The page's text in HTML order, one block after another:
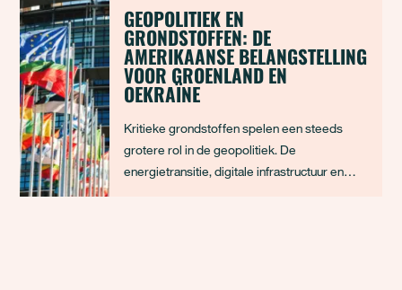
deze te vervangen door een nieuw, tochtvrij
exemplaar. Want het kattenlui
GEOPOLITIEK EN
GRONDSTOFFEN: DE
AMERIKAANSE BELANGSTELLING
VOOR GROENLAND EN
OEKRAÏNE
Kritieke grondstoffen spelen een steeds
grotere rol in de geopolitiek. De
energietransitie, digitale infrastructuur en